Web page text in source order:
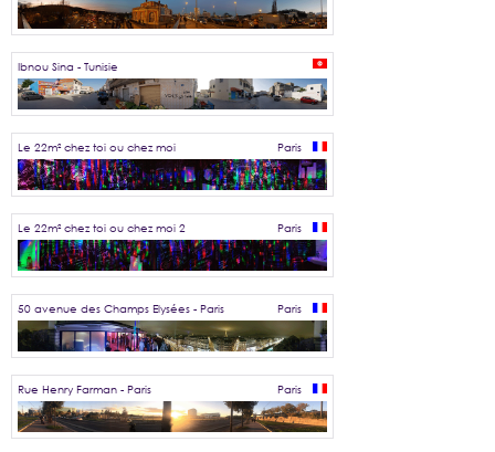
Ibnou Sina - Tunisie
Le 22m² chez toi ou chez moi Paris
Le 22m² chez toi ou chez moi 2 Paris
50 avenue des Champs Elysées - Paris Paris
Rue Henry Farman - Paris Paris